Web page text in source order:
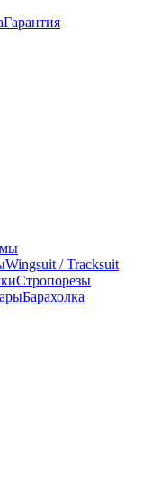
Гарантия
Wingsuit / Tracksuit
Стропорезы
Барахолка